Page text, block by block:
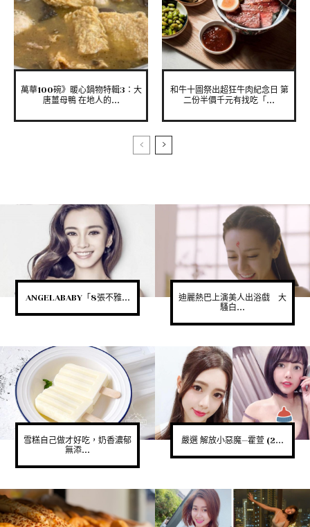
萬華100碗》暖心鍋物特輯3：大
唐薑母鴨 在地人的...
和牛十圖祭出超狂牛肉紀念日 第
二份半價千元有找吃「...
ANGELABABY「8張不雅...
迪麗熱巴上演美人出浴戲 大
騷白...
雪糕自己做才好吃，奶香濃郁
無添...
嚴選 解放小惡魔—霍萱 (2...